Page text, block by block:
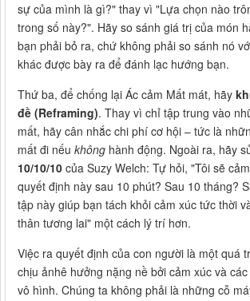
sự của mình là gì?" thay vì "Lựa chọn nào
trong số này?". Hãy so sánh giá trị của món
bạn phải bỏ ra, chứ không phải so sánh nó
khác được bày ra để đánh lạc hướng bạn.
Thứ ba, để chống lại Ác cảm Mất mát, hãy
đề (Reframing). Thay vì chỉ tập trung vào
mất, hãy cân nhắc chi phí cơ hội – tức là
mất đi nếu không hành động. Ngoài ra, hãy
10/10/10 của Suzy Welch: Tự hỏi, "Tôi sẽ
quyết định này sau 10 phút? Sau 10 tháng?
tập này giúp bạn tách khỏi cảm xúc tức thời
thân tương lai" một cách lý trí hơn.
Việc ra quyết định của con người là một quá
chịu ảnhê hưởng nặng nề bởi cảm xúc và
vô hình. Chúng ta không phải là những cỗ